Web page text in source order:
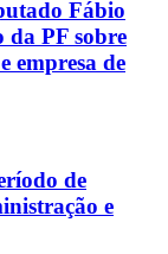
Fábio
da PF sobre
empresa de
de
e